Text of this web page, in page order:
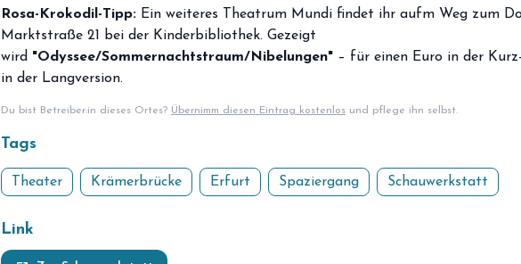
Rosa-Krokodil-Tipp: Ein weiteres Theatrum Mundi findet ihr aufm Weg zum
Marktstraße 21 bei der Kinderbibliothek. Gezeigt
wird "Odyssee/Sommernachtstraum/Nibelungen" – für einen Euro in der
in der Langversion.
Du bist Betreiber:in dieses Ortes? Übernimm diesen Eintrag kostenlos und pflege ihn selbst.
Tags
Theater Krämerbrücke Erfurt Spaziergang Schauwerkstatt
Link